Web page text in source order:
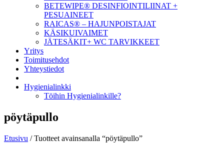
BETEWIPE® DESINFIOINTILIINAT +
PESUAINEET
RAICAS® – HAJUNPOISTAJAT
KÄSIKUIVAIMET
JÄTESÄKIT+ WC TARVIKKEET
Yritys
Toimitusehdot
Yhteystiedot
Hygienialinkki
Töihin Hygienialinkille?
pöytäpullo
Etusivu / Tuotteet avainsanalla “pöytäpullo”